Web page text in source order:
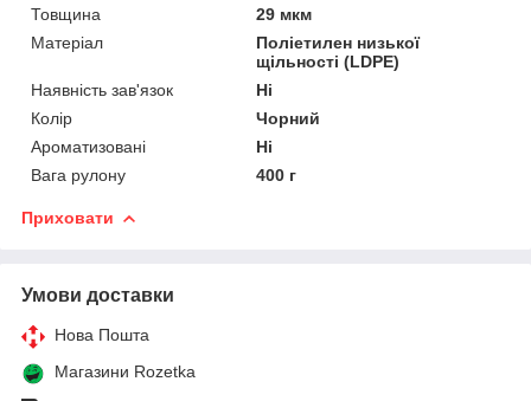
Товщина
29 мкм
Матеріал
Поліетилен низької
щільності (LDPE)
Наявність зав'язок
Ні
Колір
Чорний
Ароматизовані
Ні
Вага рулону
400 г
Приховати
Умови доставки
Нова Пошта
Магазини Rozetka